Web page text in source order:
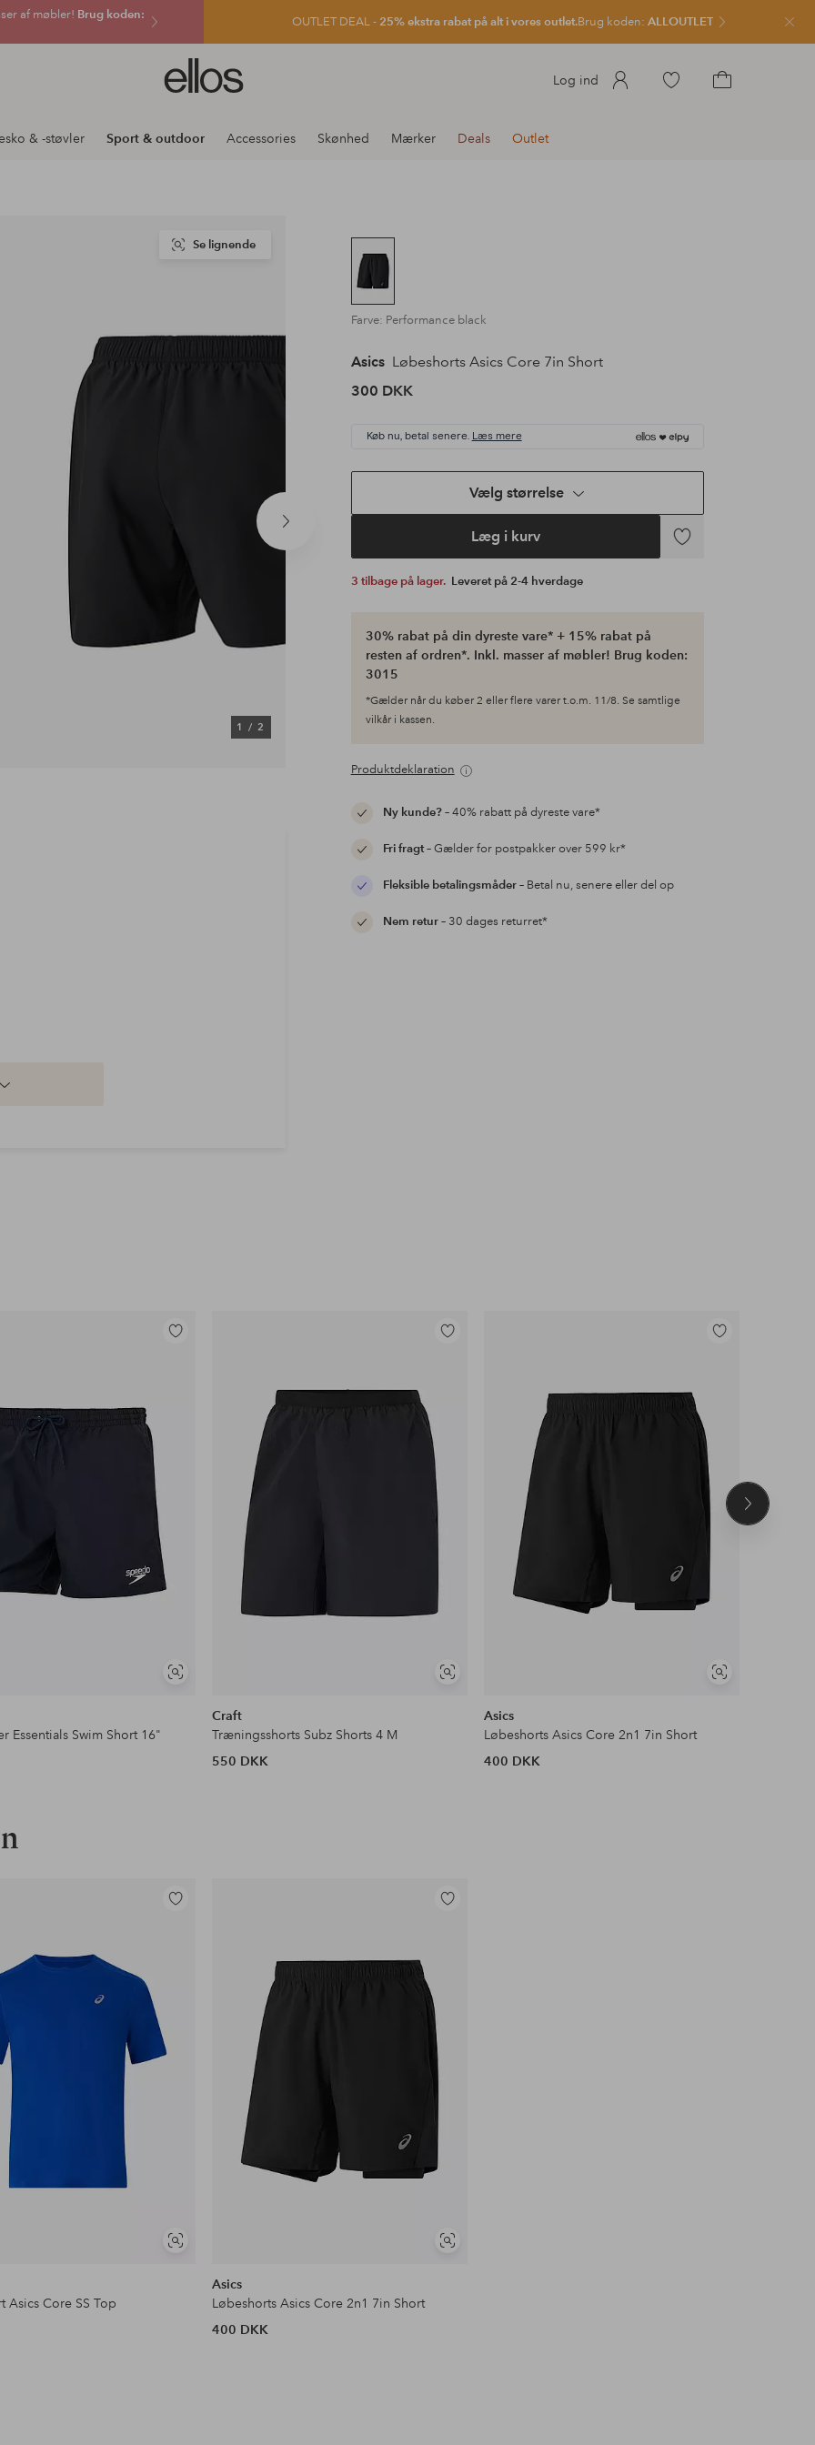
af møbler! Brug koden:
OUTLET DEAL - 25% ekstra rabat på alt i vores outlet.Brug koden: ALLOUTLET Luk
Ellos
logo
gå
Log ind
Gå
& -støvler Sport & outdoor Accessories Skønhed Mærker Deals Outlet
Næste
produkt
1/ 2
Se lignende
Farve: Performance black
Asics Løbeshorts Asics Core 7in Short
300 DKK
Køb nu, betal senere. Læs mere
Vælg størrelse
Læg i kurv
Tilføj
3 tilbage på lager. Leveret på 2-4 hverdage
30% rabat på din dyreste vare* + 15% rabat på
resten af ordren*. Inkl. masser af møbler! Brug koden:
3015
*Gælder når du køber 2 eller flere varer t.o.m. 11/8. Se samtlige
vilkår i kassen.
Produktdeklaration
Ny kunde?– 40% rabatt på dyreste vare*
Fri fragt– Gælder for postpakker over 599 kr*
Fleksible betalingsmåder– Betal nu, senere eller del op
Nem retur– 30 dages returret*
Se
Tilføj
Essentials Swim Short 16"
Se
Tilføj
Craft
Træningsshorts Subz Shorts 4 M
550 DKK
Se
Tilføj
Asics
Løbeshorts Asics Core 2n1 7in Short
400 DKK
Næste
Se
Tilføj
Asics Core SS Top
Se
Tilføj
Asics
Løbeshorts Asics Core 2n1 7in Short
400 DKK